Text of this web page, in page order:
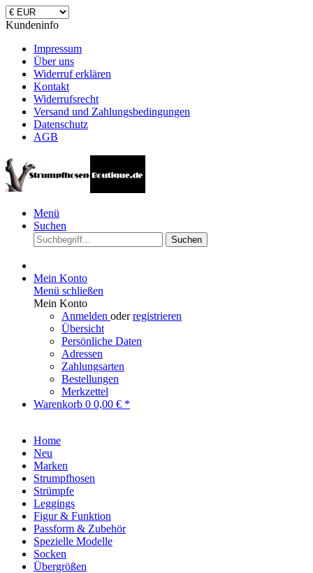
Kundeninfo
Impressum
Über uns
Widerruf erklären
Kontakt
Widerrufsrecht
Versand und Zahlungsbedingungen
Datenschutz
AGB
Menü
Suchen
Suchen
Mein Konto
Menü schließen
Mein Konto
Anmelden oderregistrieren
Übersicht
Persönliche Daten
Adressen
Zahlungsarten
Bestellungen
Merkzettel
Warenkorb 0 0,00 € *
Home
Neu
Marken
Strumpfhosen
Strümpfe
Leggings
Figur & Funktion
Passform & Zubehör
Spezielle Modelle
Socken
Übergrößen